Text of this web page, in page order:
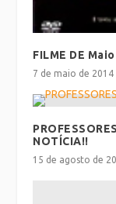
FILME DE
7 de maio de 2014
NOTÍCIA!!
15 de agosto de